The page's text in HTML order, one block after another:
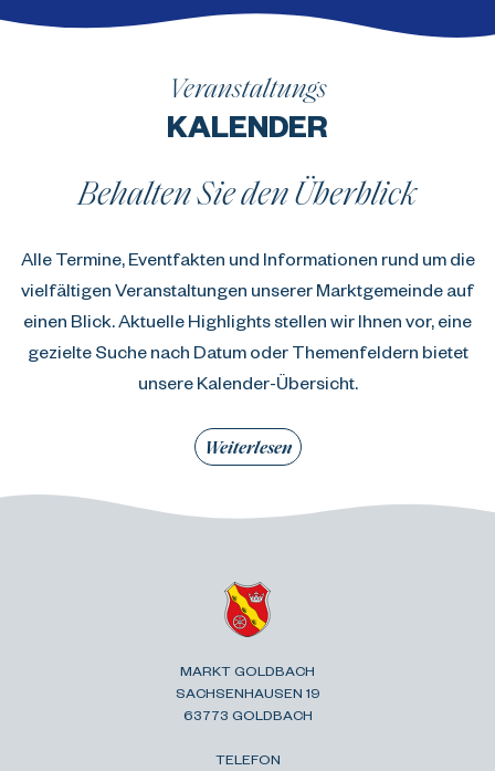
Veranstaltungs
KALENDER
Behalten Sie den Überblick
Alle Termine, Eventfakten und Informationen rund um die
vielfältigen Veranstaltungen unserer Marktgemeinde auf
einen Blick. Aktuelle Highlights stellen wir Ihnen vor, eine
gezielte Suche nach Datum oder Themenfeldern bietet
unsere Kalender-Übersicht.
Weiterlesen
MARKT GOLDBACH
SACHSENHAUSEN 19
63773 GOLDBACH
TELEFON